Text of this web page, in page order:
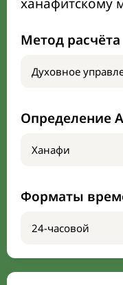
Метод расчёта
Определение
Форматы